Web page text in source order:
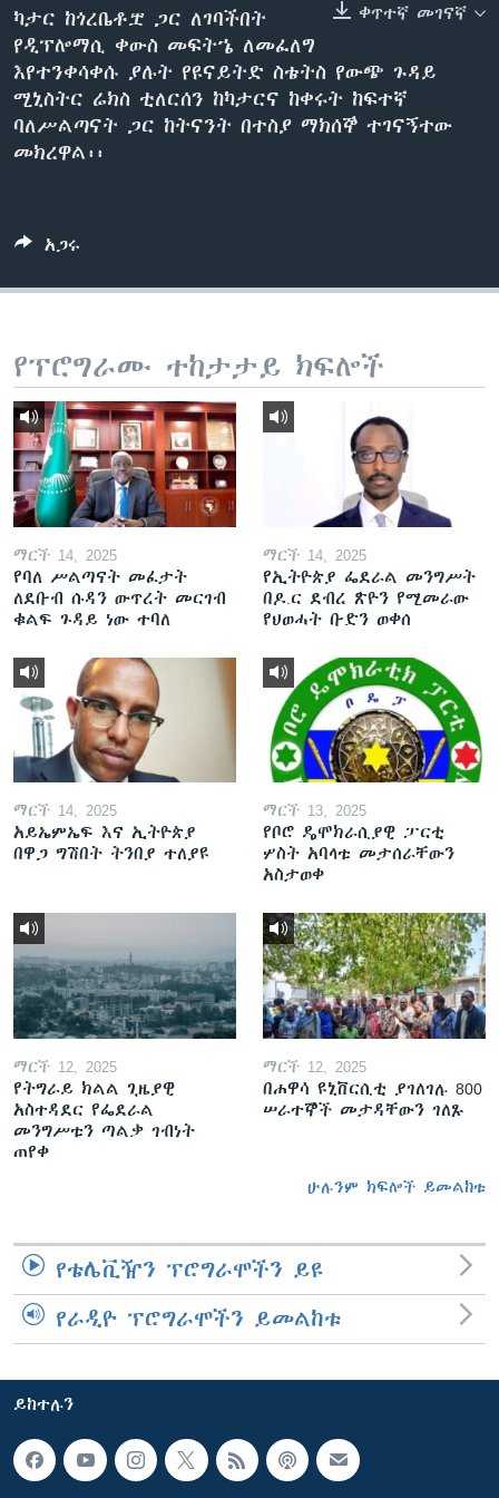
ቋንቋዎች
ቀጥተኛ መገናኛ
ካታር ከጎረቤቶቿ ጋር ለገባችበት
የዲፕሎማሲ ቀውስ መፍትኄ ለመፈለግ
እየተንቀሳቀሱ ያሉት የዩናይትድ ስቴትስ የውጭ ጉዳይ
ሚኒስትር ሬክስ ቲለርሰን ከካታርና ከቀሩት ከፍተኛ
ባለሥልጣናት ጋር ከትናንት በተስያ ማክሰኞ ተገናኝተው
መክረዋል፡፡
አጋሩ
የፕሮግራሙ ተከታታይ ክፍሎች
ማርች 14, 2025
የባለ ሥልጣናት መፈታት
ለደቡብ ሱዳን ውጥረት መርገብ
ቁልፍ ጉዳይ ነው ተባለ
ማርች 14, 2025
የኢትዮጵያ ፌደራል መንግሥት
በዶ.ር ደብረ ጽዮን የሚመራው
የህወሓት ቡድን ወቀሰ
ማርች 14, 2025
አይኤምኤፍ እና ኢትዮጵያ
በዋጋ ግሽበት ትንበያ ተለያዩ
ማርች 13, 2025
የቦሮ ዴሞክራሲያዊ ፓርቲ
ሦስት አባላቱ መታሰራቸውን
አስታወቀ
ማርች 12, 2025
የትግራይ ክልል ጊዜያዊ
አስተዳደር የፌደራል
መንግሥቱን ጣልቃ ገብነት
ጠየቀ
ማርች 12, 2025
በሐዋሳ ዩኒቨርሲቲ ያገለገሉ 800
ሠራተኞች መታዳቸውን ገለጹ
ሁሉንም ክፍሎች ይመልከቱ
የቴሌቪዥን ፕሮግራሞችን ይዩ
የራዲዮ ፕሮግራሞችን ይመልከቱ
ይከተሉን